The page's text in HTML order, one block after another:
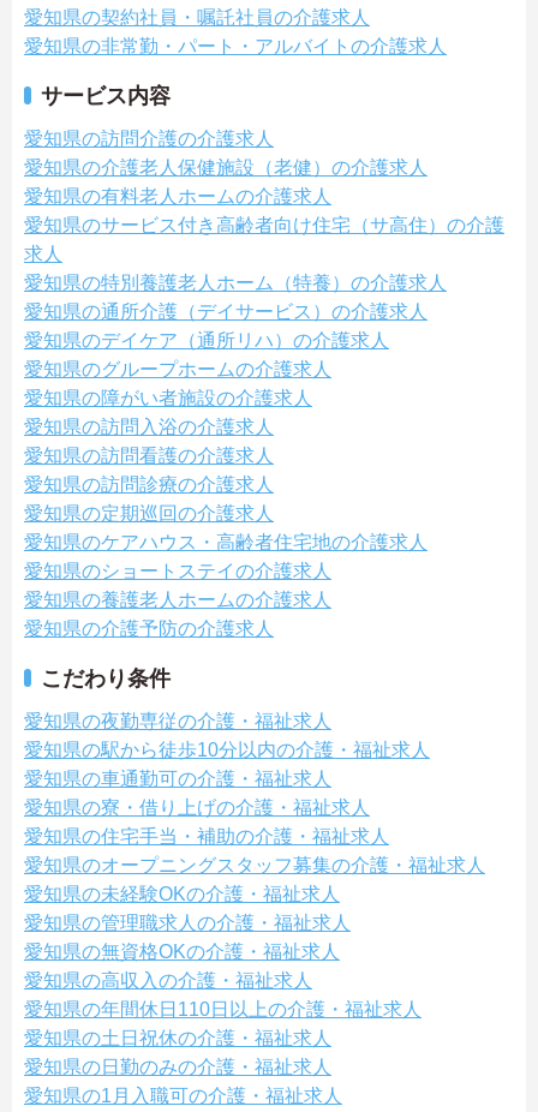
愛知県の契約社員・嘱託社員の介護求人
愛知県の非常勤・パート・アルバイトの介護求人
サービス内容
愛知県の訪問介護の介護求人
愛知県の介護老人保健施設（老健）の介護求人
愛知県の有料老人ホームの介護求人
愛知県のサービス付き高齢者向け住宅（サ高住）の介護
求人
愛知県の特別養護老人ホーム（特養）の介護求人
愛知県の通所介護（デイサービス）の介護求人
愛知県のデイケア（通所リハ）の介護求人
愛知県のグループホームの介護求人
愛知県の障がい者施設の介護求人
愛知県の訪問入浴の介護求人
愛知県の訪問看護の介護求人
愛知県の訪問診療の介護求人
愛知県の定期巡回の介護求人
愛知県のケアハウス・高齢者住宅地の介護求人
愛知県のショートステイの介護求人
愛知県の養護老人ホームの介護求人
愛知県の介護予防の介護求人
こだわり条件
愛知県の夜勤専従の介護・福祉求人
愛知県の駅から徒歩10分以内の介護・福祉求人
愛知県の車通勤可の介護・福祉求人
愛知県の寮・借り上げの介護・福祉求人
愛知県の住宅手当・補助の介護・福祉求人
愛知県のオープニングスタッフ募集の介護・福祉求人
愛知県の未経験OKの介護・福祉求人
愛知県の管理職求人の介護・福祉求人
愛知県の無資格OKの介護・福祉求人
愛知県の高収入の介護・福祉求人
愛知県の年間休日110日以上の介護・福祉求人
愛知県の土日祝休の介護・福祉求人
愛知県の日勤のみの介護・福祉求人
愛知県の1月入職可の介護・福祉求人